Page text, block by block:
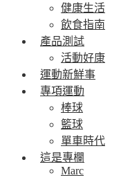
健康生活
飲食指南
產品測試
活動好康
運動新鮮事
專項運動
棒球
籃球
單車時代
這是專欄
Marc